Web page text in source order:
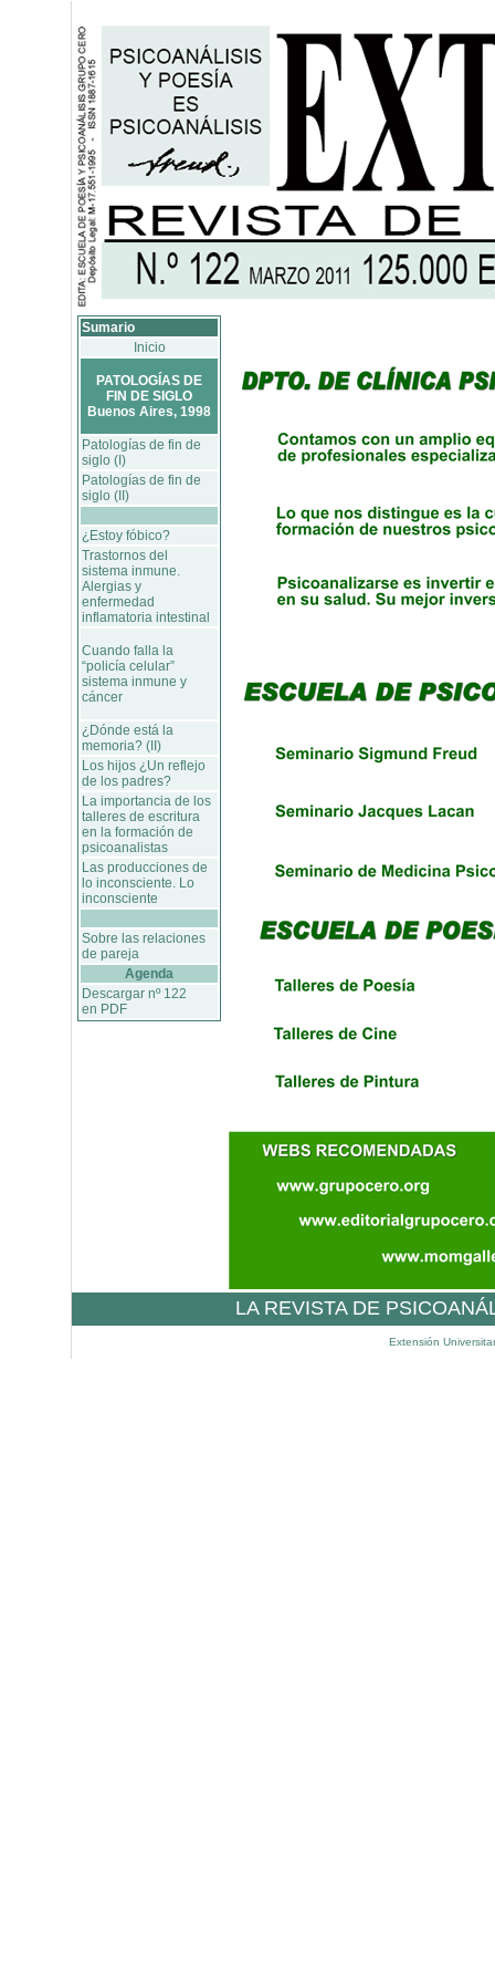
Sumario
Inicio
PATOLOGÍAS DE
FIN DE SIGLO
Buenos Aires, 1998
Patologías de fin de
siglo (I)
Patologías de fin de
siglo (II)
¿Estoy fóbico?
Trastornos del
sistema inmune.
Alergias y
enfermedad
inflamatoria intestinal
Cuando falla la
“policía celular”
sistema inmune y
cáncer
¿Dónde está la
memoria? (II)
Los hijos ¿Un reflejo
de los padres?
La importancia de los
talleres de escritura
en la formación de
psicoanalistas
Las producciones de
lo inconsciente. Lo
inconsciente
Sobre las relaciones
de pareja
Agenda
Descargar nº 122
en PDF
LA REVISTA DE
Extensión